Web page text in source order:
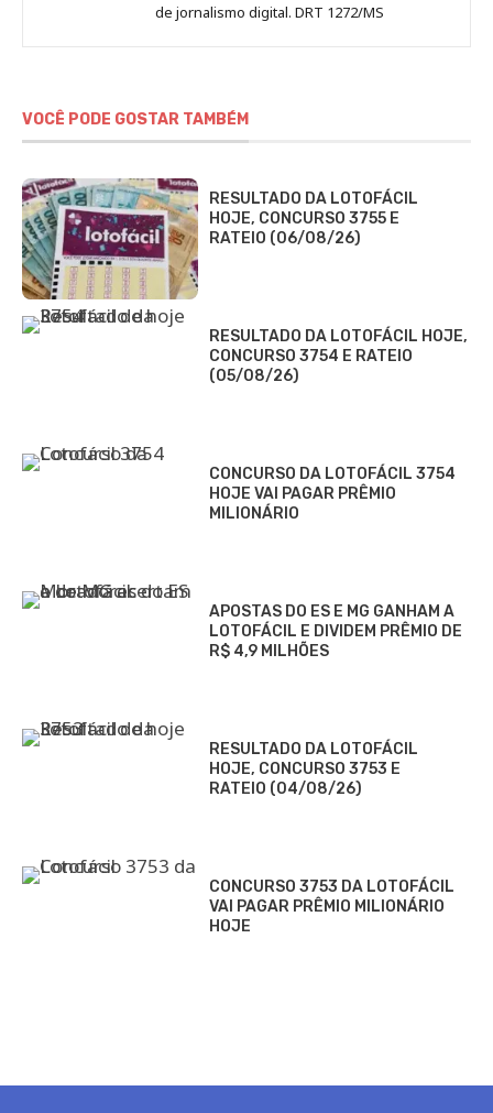
de jornalismo digital. DRT 1272/MS
VOCÊ PODE GOSTAR TAMBÉM
RESULTADO DA LOTOFÁCIL
HOJE, CONCURSO 3755 E
RATEIO (06/08/26)
RESULTADO DA LOTOFÁCIL HOJE,
CONCURSO 3754 E RATEIO
(05/08/26)
CONCURSO DA LOTOFÁCIL 3754
HOJE VAI PAGAR PRÊMIO
MILIONÁRIO
APOSTAS DO ES E MG GANHAM A
LOTOFÁCIL E DIVIDEM PRÊMIO DE
R$ 4,9 MILHÕES
RESULTADO DA LOTOFÁCIL
HOJE, CONCURSO 3753 E
RATEIO (04/08/26)
CONCURSO 3753 DA LOTOFÁCIL
VAI PAGAR PRÊMIO MILIONÁRIO
HOJE